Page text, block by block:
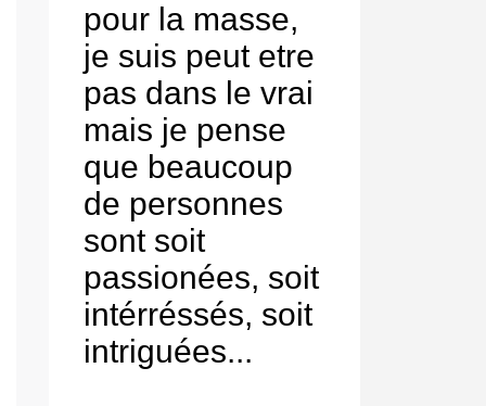
pour la masse,
je suis peut etre
pas dans le vrai
mais je pense
que beaucoup
de personnes
sont soit
passionées, soit
intérréssés, soit
intriguées...